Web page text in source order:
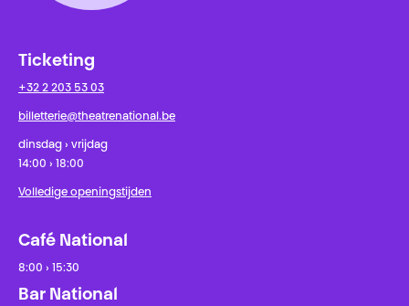
Ticketing
+32 2 203 53 03
billetterie@theatrenational.be
dinsdag › vrijdag
14:00 › 18:00
Volledige openingstijden
Café National
8:00 › 15:30
Bar National